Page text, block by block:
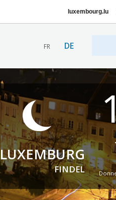
luxembourg.lu
FR DE
LUXEMBURG
FINDEL